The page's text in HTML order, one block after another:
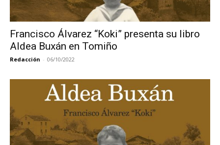
Francisco Álvarez “Koki” presenta su libro
Aldea Buxán en Tomiño
Redacción - 06/10/2022